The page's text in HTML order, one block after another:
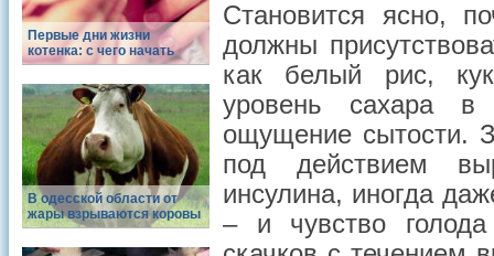
Первые дни жизни
котенка: с чего начать
В одесской области от
жары взрываются коровы
Становится ясно,
должны
как белый рис,
уровень сахара в
ощущение сытости.
под действием
инсулина, иногда
– и чувство голода